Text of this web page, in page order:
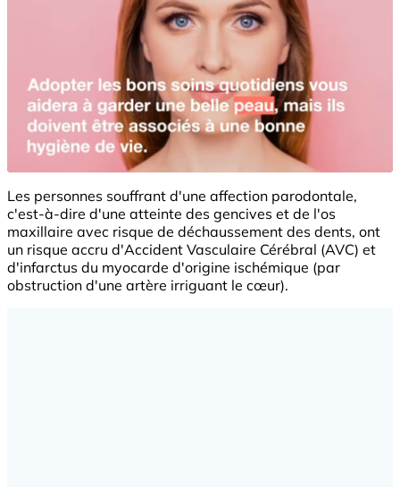
Les personnes souffrant d'une affection parodontale,
c'est-à-dire d'une atteinte des gencives et de l'os
maxillaire avec risque de déchaussement des dents, ont
un risque accru d'Accident Vasculaire Cérébral (AVC) et
d'infarctus du myocarde d'origine ischémique (par
obstruction d'une artère irriguant le cœur).